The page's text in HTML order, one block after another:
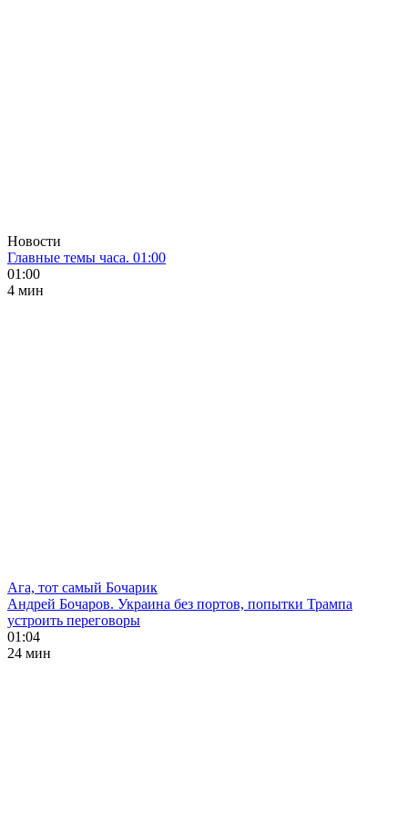
Новости
Главные темы часа. 01:00
01:00
4 мин
Ага, тот самый Бочарик
Андрей Бочаров. Украина без портов, попытки Трампа
устроить переговоры
01:04
24 мин